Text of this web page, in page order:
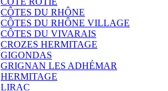
CÔTES DU RHÔNE
CÔTES DU RHÔNE VILLAGE
CÔTES DU VIVARAIS
CROZES HERMITAGE
GIGONDAS
GRIGNAN LES ADHÉMAR
HERMITAGE
LIRAC